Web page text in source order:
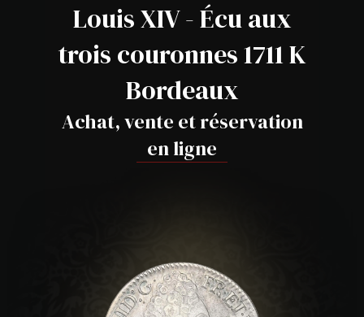
Louis XIV - Écu aux
trois couronnes 1711 K
Bordeaux
Achat, vente et réservation
en ligne